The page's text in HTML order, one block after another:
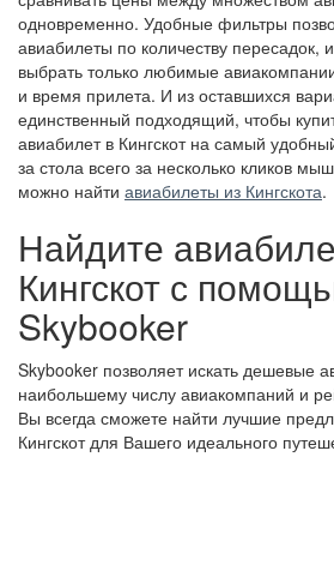
одновременно. Удобные фильтры
авиабилеты по количеству пересадок,
выбрать только любимые
и время прилета. И из оставшихся
единственный подходящий, чтобы
авиабилет в Кингскот на самый
за стола всего за несколько кликов
можно найти авиабилеты из Кингскота.
Найдите
Кингскот с
Skybooker
Skybooker позволяет искать дешевые
наибольшему числу авиакомпаний и
Вы всегда сможете найти лучшие
Кингскот для Вашего идеального